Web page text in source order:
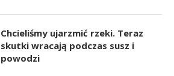
Chcieliśmy ujarzmić rzeki. Teraz
skutki wracają podczas susz i
powodzi